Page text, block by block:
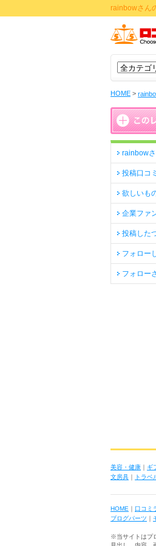
rainbowさん
HOME >
rainbow
投稿口コ
欲しいも
企業ファ
投稿した
フォロー
フォロー
美容・健康 ｜ ギ
文房具 ｜ トラベ
HOME ｜ 口コミ
ブログパーツ ｜
※当サイトはプ